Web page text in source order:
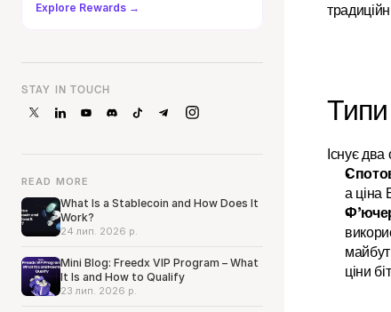
Explore Rewards →
STAY IN TOUCH
READ MORE
What Is a Stablecoin and How Does It
Work?
24 лип. 2026 р.
Mini Blog: Freedx VIP Program – What
It Is and How to Qualify
23 лип. 2026 р.
Типи
Існує
а ціна
ціни